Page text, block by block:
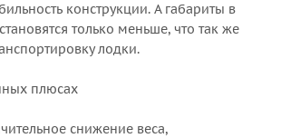
конструкции. А габариты в
только меньше, что так же
лодки.
плюсах
снижение веса,